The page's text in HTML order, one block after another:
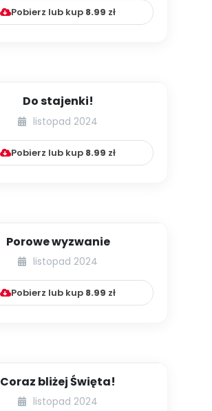
Pobierz lub kup 8.99 zł
Do stajenki!
listopad 2024
Pobierz lub kup 8.99 zł
Porowe wyzwanie
listopad 2024
Pobierz lub kup 8.99 zł
Coraz bliżej Święta!
listopad 2024